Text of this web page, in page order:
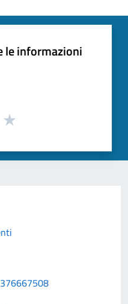
le informazioni